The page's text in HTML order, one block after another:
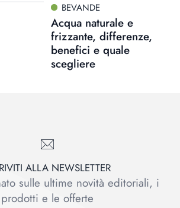
BEVANDE
Acqua naturale e
frizzante, differenze,
benefici e quale
scegliere
ALLA NEWSLETTER
sulle ultime novità editoriali, i
prodotti e le offerte